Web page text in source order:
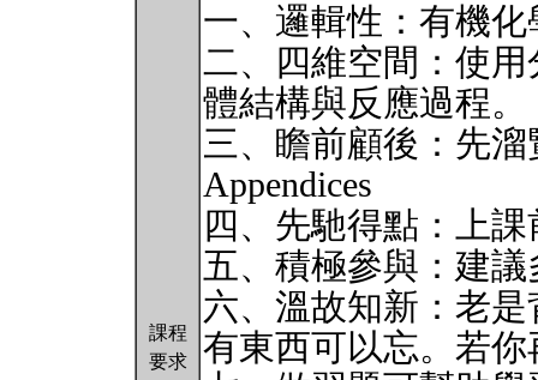
課程
要求
一、邏輯性：有機
二、四維空間：使
體結構與反應過程。
三、瞻前顧後：先溜
Appendices
四、先馳得點：上
五、積極參與：建
六、溫故知新：老
有東西可以忘。若